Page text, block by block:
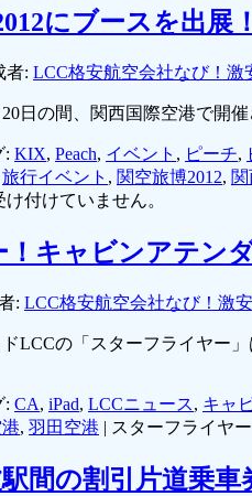
にブースを出
者: LCC格安航空会社なび！激
20日の間、関西国際空港で開
: KIX, Peach, イベント , ピーチ,
旅行イベント , 関空旅博2012,
付けていません。
キャビンアテン
: LCC格安航空会社なび！激
LCCの「スターフライヤー
: CA, iPad, LCCニュース, キャ
, 羽田空港 | スターフライヤ
間の割引片道乗